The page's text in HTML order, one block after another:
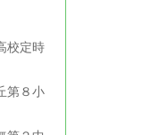
校定時
第８小